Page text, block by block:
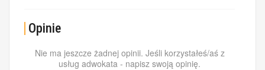
Opinie
Nie ma jeszcze żadnej opinii. Jeśli korzystałeś/aś z
usług adwokata - napisz swoją opinię.